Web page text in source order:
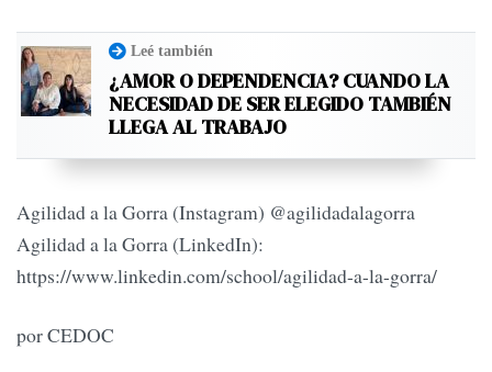
Leé también
¿AMOR O DEPENDENCIA? CUANDO LA
NECESIDAD DE SER ELEGIDO TAMBIÉN
LLEGA AL TRABAJO
Agilidad a la Gorra (Instagram) @agilidadalagorra
Agilidad a la Gorra (LinkedIn):
https://www.linkedin.com/school/agilidad-a-la-gorra/
por CEDOC